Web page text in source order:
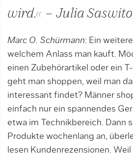
wird.« – Julia Saswito
Marc O. Schürmann: Ein
welchem Anlass man kauft.
einen Zubehörartikel oder ein
geht man shoppen, weil man
interessant findet? Männer
einfach nur ein spannendes
etwa im Technikbereich. Dann
Produkte wochenlang an,
lesen Kundenrezensionen.